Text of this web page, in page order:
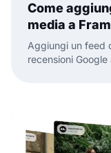
Come
media a
Aggiungi un feed
recensioni